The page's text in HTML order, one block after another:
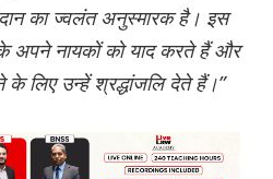
का ज्वलंत अनुस्मारक है। इस
अपने नायकों को याद करते हैं और
लिए उन्हें श्रद्धांजलि देते हैं।”